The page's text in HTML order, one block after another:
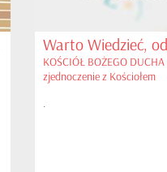
Warto Wiedzieć,
KOŚCIÓŁ BOŻEGO
zjednoczenie z Kościołem
.